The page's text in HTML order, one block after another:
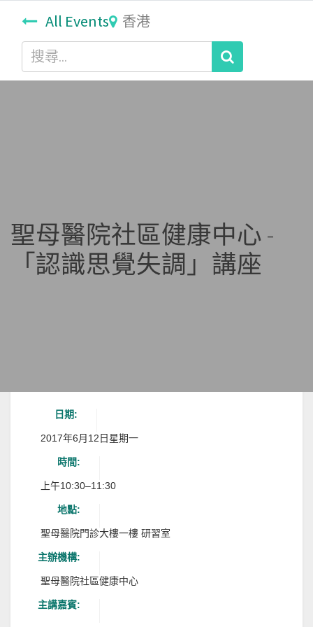
All Events 香港
聖母醫院社區健康中心 -
「認識思覺失調」講座
日期:
2017年6月12日星期一
時間:
上午10:30–11:30
地點:
聖母醫院門診大樓一樓 研習室
主辦機構:
聖母醫院社區健康中心
主講嘉賓: